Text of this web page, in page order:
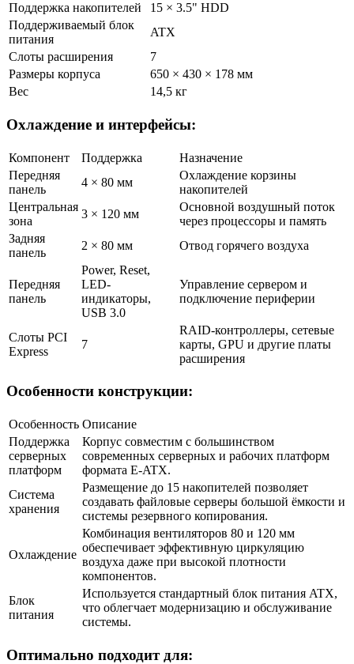
Поддержка накопителей
15 × 3.5" HDD
Поддерживаемый блок
питания
ATX
Слоты расширения
7
Размеры корпуса
650 × 430 × 178 мм
Вес
14,5 кг
Охлаждение и интерфейсы:
Компонент Поддержка
Назначение
Передняя
панель
4 × 80 мм
Охлаждение корзины
накопителей
Центральная
зона
3 × 120 мм
Основной воздушный поток
через процессоры и память
Задняя
панель
2 × 80 мм Отвод горячего воздуха
Передняя
панель
Power, Reset,
LED-
индикаторы,
USB 3.0
Управление сервером и
подключение периферии
Слоты PCI
Express
7
RAID-контроллеры, сетевые
карты, GPU и другие платы
расширения
Особенности конструкции:
Особенность Описание
Поддержка
серверных
платформ
Корпус совместим с большинством
современных серверных и рабочих платформ
формата E-ATX.
Система
хранения
Размещение до 15 накопителей позволяет
создавать файловые серверы большой ёмкости и
системы резервного копирования.
Охлаждение
Комбинация вентиляторов 80 и 120 мм
обеспечивает эффективную циркуляцию
воздуха даже при высокой плотности
компонентов.
Блок
питания
Используется стандартный блок питания ATX,
что облегчает модернизацию и обслуживание
системы.
Оптимально подходит для: